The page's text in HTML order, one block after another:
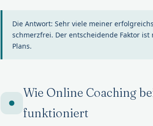
Die Antwort: Sehr viele meiner
schmerzfrei. Der entscheidende Faktor
Plans.
Wie Online Coaching
funktioniert